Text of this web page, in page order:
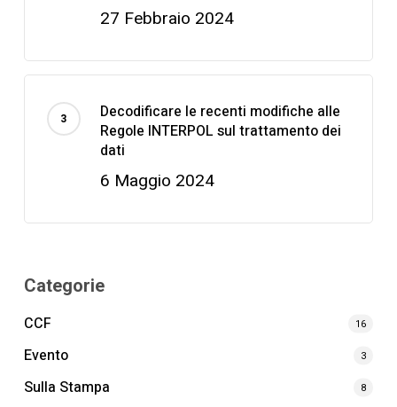
27 Febbraio 2024
Decodificare le recenti modifiche alle
Regole INTERPOL sul trattamento dei
dati
6 Maggio 2024
Categorie
CCF
16
Evento 3
Sulla Stampa 8